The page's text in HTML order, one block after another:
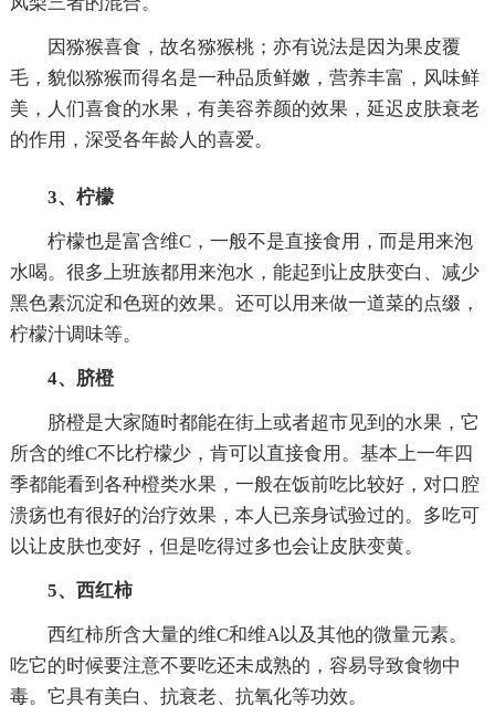
因猕猴喜食，故名猕猴桃；亦有说法是因为果皮覆
毛，貌似猕猴而得名是一种品质鲜嫩，营养丰富，风味鲜
美，人们喜食的水果，有美容养颜的效果，延迟皮肤衰老
的作用，深受各年龄人的喜爱。
3、柠檬
柠檬也是富含维C，一般不是直接食用，而是用来泡
水喝。很多上班族都用来泡水，能起到让皮肤变白、减少
黑色素沉淀和色斑的效果。还可以用来做一道菜的点缀，
柠檬汁调味等。
4、脐橙
脐橙是大家随时都能在街上或者超市见到的水果，它
所含的维C不比柠檬少，肯可以直接食用。基本上一年四
季都能看到各种橙类水果，一般在饭前吃比较好，对口腔
溃疡也有很好的治疗效果，本人已亲身试验过的。多吃可
以让皮肤也变好，但是吃得过多也会让皮肤变黄。
5、西红柿
西红柿所含大量的维C和维A以及其他的微量元素。
吃它的时候要注意不要吃还未成熟的，容易导致食物中
毒。它具有美白、抗衰老、抗氧化等功效。